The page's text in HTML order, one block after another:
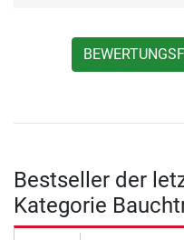
Bestseller der
Kategorie